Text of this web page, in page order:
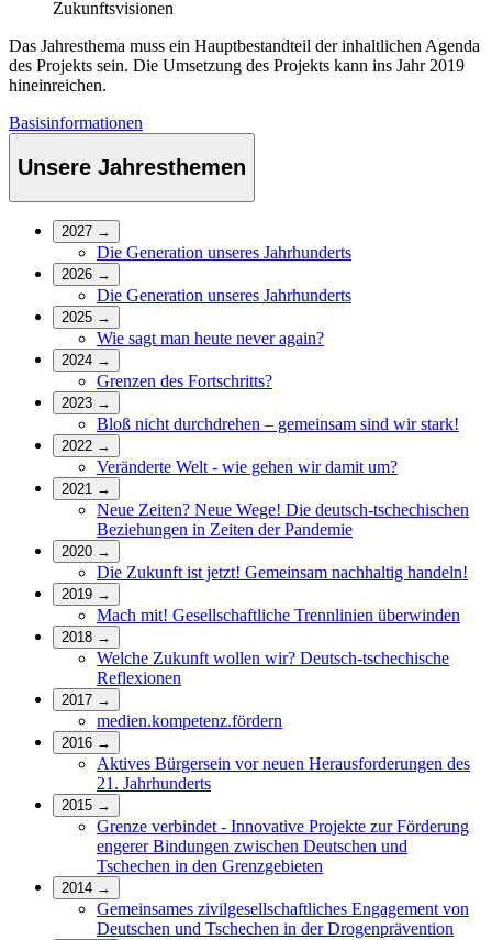
Zukunftsvisionen
Das Jahresthema muss ein Hauptbestandteil der inhaltlichen Agenda
des Projekts sein. Die Umsetzung des Projekts kann ins Jahr 2019
hineinreichen.
Basisinformationen
Unsere Jahresthemen
2027 →
Die Generation unseres Jahrhunderts
2026 →
Die Generation unseres Jahrhunderts
2025 →
Wie sagt man heute never again?
2024 →
Grenzen des Fortschritts?
2023 →
Bloß nicht durchdrehen – gemeinsam sind wir stark!
2022 →
Veränderte Welt - wie gehen wir damit um?
2021 →
Neue Zeiten? Neue Wege! Die deutsch-tschechischen
Beziehungen in Zeiten der Pandemie
2020 →
Die Zukunft ist jetzt! Gemeinsam nachhaltig handeln!
2019 →
Mach mit! Gesellschaftliche Trennlinien überwinden
2018 →
Welche Zukunft wollen wir? Deutsch-tschechische
Reflexionen
2017 →
medien.kompetenz.fördern
2016 →
Aktives Bürgersein vor neuen Herausforderungen des
21. Jahrhunderts
2015 →
Grenze verbindet - Innovative Projekte zur Förderung
engerer Bindungen zwischen Deutschen und
Tschechen in den Grenzgebieten
2014 →
Gemeinsames zivilgesellschaftliches Engagement von
Deutschen und Tschechen in der Drogenprävention